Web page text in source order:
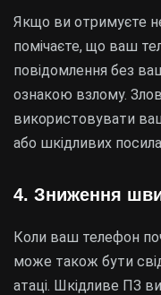
Якщо ви отримуєте
помічаєте, що ваш
повідомлення без
ознакою взлому.
використовувати
або шкідливих
4. Зниження
Коли ваш телефон
може також бути
атаці. Шкідливе ПЗ